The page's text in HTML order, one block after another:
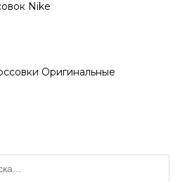
komplektuysie-dly-pk/
komplektuysie-dly-pk/
Nike
Оригинальные